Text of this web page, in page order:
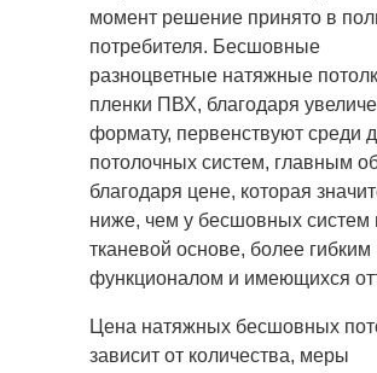
момент решение принято в
потребителя. Бесшовные
разноцветные натяжные
пленки ПВХ, благодаря
формату, первенствуют среди
потолочных систем, главным
благодаря цене, которая
ниже, чем у бесшовных систем
тканевой основе, более гибким
функционалом и имеющихся
Цена натяжных бесшовных
зависит от количества, меры